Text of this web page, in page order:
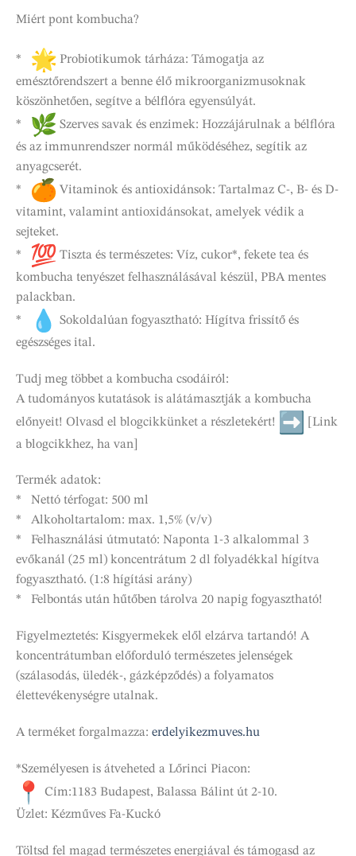
Miért pont kombucha?
*
Probiotikumok tárháza: Támogatja az
emésztőrendszert a benne élő mikroorganizmusoknak
köszönhetően, segítve a bélflóra egyensúlyát.
*
Szerves savak és enzimek: Hozzájárulnak a bélflóra
és az immunrendszer normál működéséhez, segítik az
anyagcserét.
*
Vitaminok és antioxidánsok: Tartalmaz C-, B- és D-
vitamint, valamint antioxidánsokat, amelyek védik a
sejteket.
*
Tiszta és természetes: Víz, cukor*, fekete tea és
kombucha tenyészet felhasználásával készül, PBA mentes
palackban.
*
Sokoldalúan fogyasztható: Hígítva frissítő és
egészséges ital.
Tudj meg többet a kombucha csodáiról:
A tudományos kutatások is alátámasztják a kombucha
előnyeit! Olvasd el blogcikkünket a részletekért!
[Link
a blogcikkhez, ha van]
Termék adatok:
* Nettó térfogat: 500 ml
* Alkoholtartalom: max. 1,5% (v/v)
* Felhasználási útmutató: Naponta 1-3 alkalommal 3
evőkanál (25 ml) koncentrátum 2 dl folyadékkal hígítva
fogyasztható. (1:8 hígítási arány)
* Felbontás után hűtőben tárolva 20 napig fogyasztható!
Figyelmeztetés: Kisgyermekek elől elzárva tartandó! A
koncentrátumban előforduló természetes jelenségek
(szálasodás, üledék-, gázképződés) a folyamatos
élettevékenységre utalnak.
A terméket forgalmazza: erdelyikezmuves.hu
*Személyesen is átveheted a Lőrinci Piacon:
Cím:1183 Budapest, Balassa Bálint út 2-10.
Üzlet: Kézműves Fa-Kuckó
Töltsd fel magad természetes energiával és támogasd az